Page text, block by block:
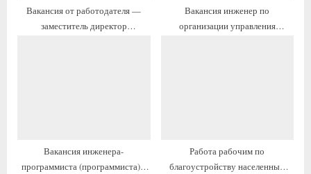
Вакансия от работодателя —
заместитель директор
Вакансия инженер по
организации управления
Вакансия инженера-
программиста (программиста) с
Работа рабочим по
благоустройству населенных